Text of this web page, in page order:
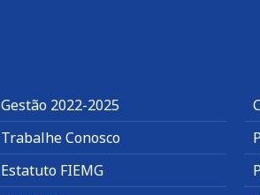
Gestão 2022-2025
Trabalhe Conosco
Estatuto FIEMG